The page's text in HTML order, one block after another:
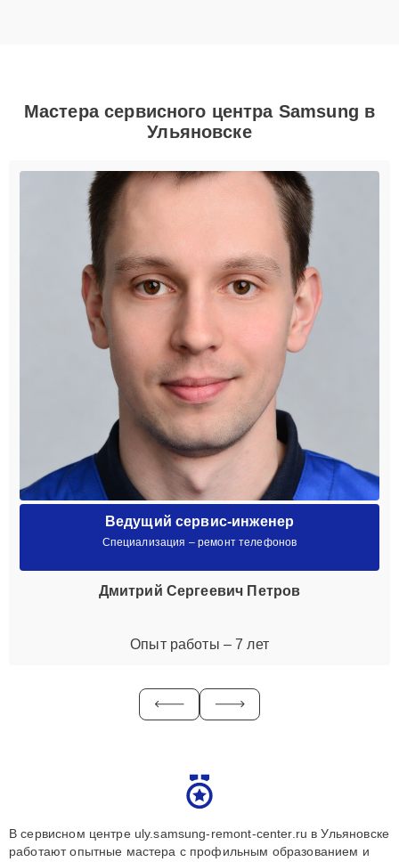
Мастера сервисного центра Samsung в
Ульяновске
Ведущий сервис-инженер
Специализация – ремонт телефонов
Дмитрий Сергеевич Петров
Опыт работы – 7 лет
В сервисном центре uly.samsung-remont-center.ru в Ульяновске
работают опытные мастера с профильным образованием и